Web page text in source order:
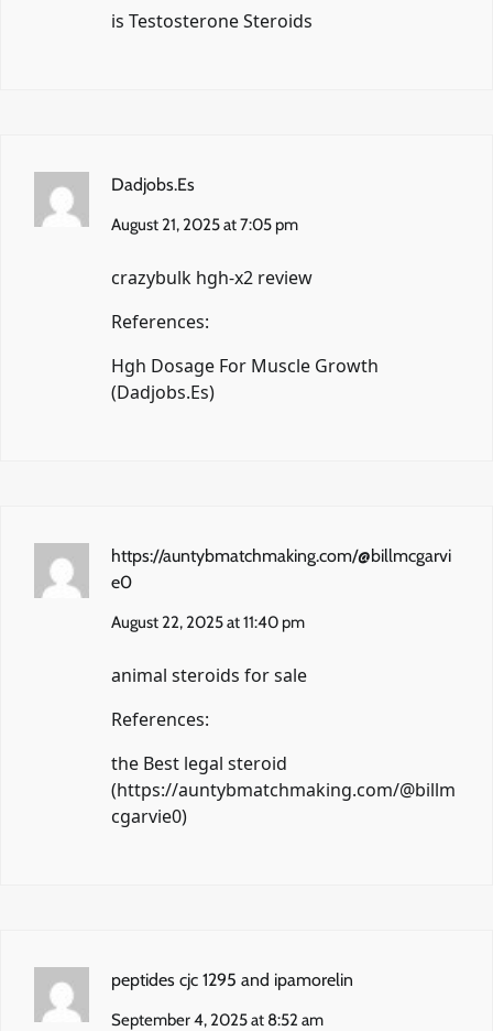
is Testosterone Steroids
Dadjobs.Es
August 21, 2025 at 7:05 pm
crazybulk hgh-x2 review
References:
Hgh Dosage For Muscle Growth
(Dadjobs.Es)
https://auntybmatchmaking.com/@billmcgarvi
e0
August 22, 2025 at 11:40 pm
animal steroids for sale
References:
the Best legal steroid
(https://auntybmatchmaking.com/@billm
cgarvie0)
peptides cjc 1295 and ipamorelin
September 4, 2025 at 8:52 am